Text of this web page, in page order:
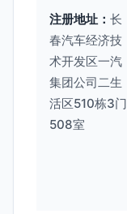
注册地址： 长
春汽车经济技
术开发区一汽
集团公司二生
活区510栋3门
508室